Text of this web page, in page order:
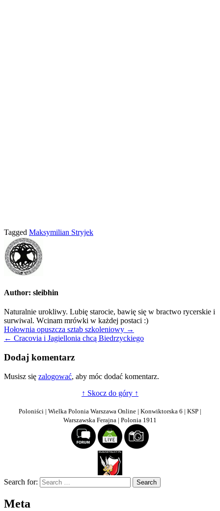
Tagged Maksymilian Stryjek
Author: sleibhin
Naturalnie urokliwy. Lubię starocie, bawię się w bractwo rycerskie i
surwiwal. Wcinam mrówki w każdej postaci :)
Nawigacja
wpisu
Hołownia opuszcza sztab szkoleniowy →
← Cracovia i Jagiellonia chcą Biedrzyckiego
Dodaj komentarz
Musisz się zalogować, aby móc dodać komentarz.
↑ Skocz do góry ↑
Poloniści | Wielka Polonia Warszawa Online | Konwiktorska 6 | KSP |
Warszawska Ferajna | Polonia 1911
Search for:
Meta